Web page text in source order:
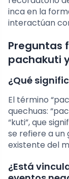
inca en la
interactúan
Preguntas
pachakuti
¿Qué
El término
quechuas:
“kuti”, que
se refiere a
existente del
¿Está